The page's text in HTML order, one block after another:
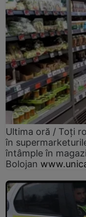
Ultima oră / Toți
în
întâmple în
Bolojan